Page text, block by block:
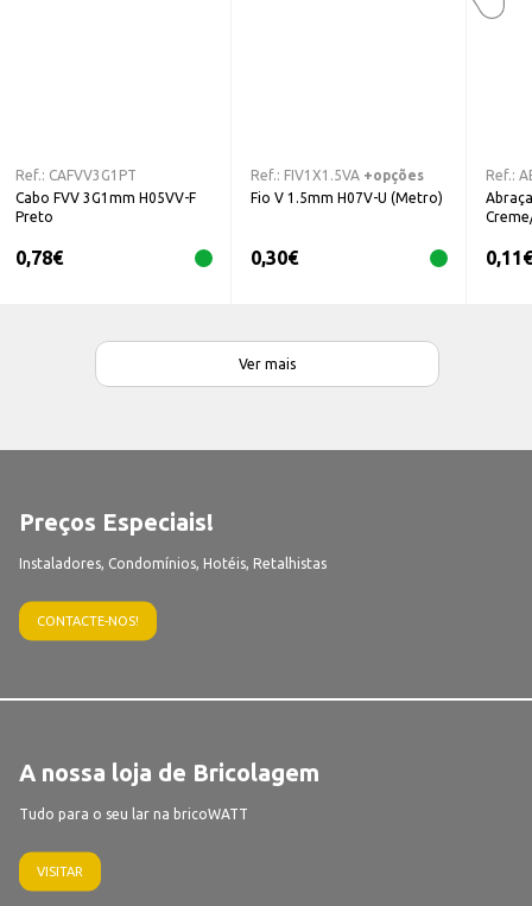
Ref.: CAFVV3G1PT
Cabo FVV 3G1mm H05VV-F
Preto
0,78€
Ref.: FIV1X1.5VA +opções
Fio V 1.5mm H07V-U (Metro)
0,30€
Ref.:
0,11€
Ver mais
Preços Especiais!
Instaladores, Condomínios, Hotéis, Retalhistas
CONTACTE-NOS!
A nossa loja de Bricolagem
Tudo para o seu lar na bricoWATT
VISITAR